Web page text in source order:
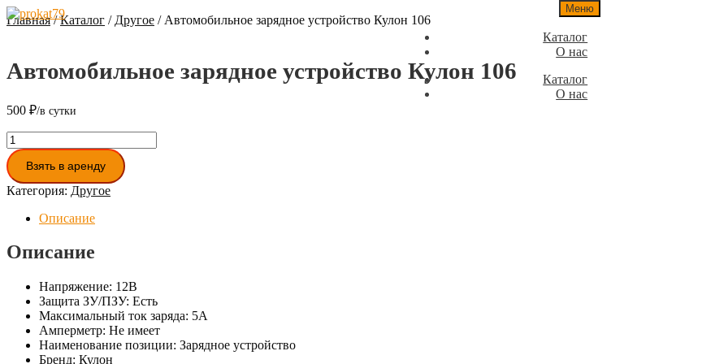
Перейти
Перейти
Меню
Каталог
О нас
Каталог
О нас
Главная/Каталог / Другое / Автомобильное зарядное устройство Кулон 106
Автомобильное зарядное устройство Кулон 106
500 ₽
Количество
товара
Автомобильное
зарядное
устройство
Взять в аренду
Категория: Другое
Описание
Описание
Напряжение: 12В
Защита ЗУ/ПЗУ: Есть
Максимальный ток заряда: 5А
Амперметр: Не имеет
Наименование позиции: Зарядное устройство
Бренд: Кулон